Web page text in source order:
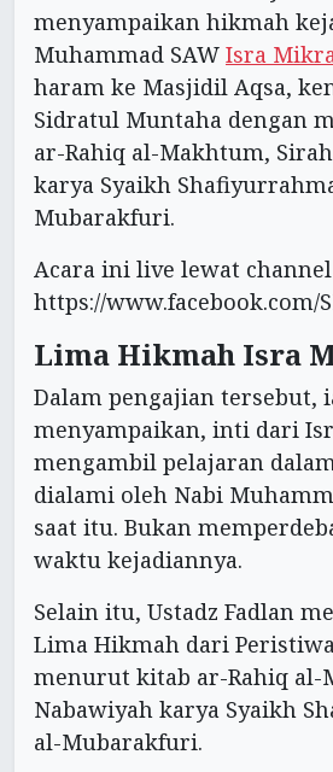
menyampaikan hikmah
Muhammad SAW Isra
haram ke Masjidil Aqsa,
Sidratul Muntaha dengan
ar-Rahiq al-Makhtum,
karya Syaikh
Mubarakfuri.
Acara ini live lewat channel
https://www.facebook.com/
Lima Hikmah Isra
Dalam pengajian tersebut,
menyampaikan, inti dari
mengambil pelajaran
dialami oleh Nabi
saat itu. Bukan
waktu kejadiannya.
Selain itu, Ustadz Fadlan
Lima Hikmah dari
menurut kitab ar-Rahiq al-
Nabawiyah karya Syaikh
al-Mubarakfuri.